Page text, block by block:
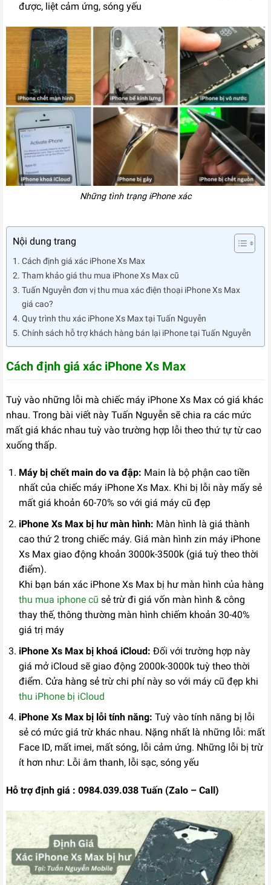
được, liệt cảm ứng, sóng yếu
Những tình trạng iPhone xác
Nội dung trang
Cách định giá xác iPhone Xs Max
Tham khảo giá thu mua iPhone Xs Max cũ
Tuấn Nguyễn đơn vị thu mua xác điện thoại iPhone Xs Max
giá cao?
Quy trình thu xác iPhone Xs Max tại Tuấn Nguyễn
Chính sách hỗ trợ khách hàng bán lại iPhone tại Tuấn Nguyễn
Cách định giá xác iPhone Xs Max
Tuỳ vào những lỗi mà chiếc máy iPhone Xs Max có giá khác
nhau. Trong bài viết này Tuấn Nguyễn sẽ chia ra các mức
mất giá khác nhau tuỳ vào trường hợp lỗi theo thứ tự từ cao
xuống thấp.
Máy bị chết main do va đập: Main là bộ phận cao tiền
nhất của chiếc máy iPhone Xs Max. Khi bị lỗi này mấy sẻ
mất giá khoản 60-70% so với giá máy cũ đẹp
iPhone Xs Max bị hư màn hình: Màn hình là giá thành
cao thứ 2 trong chiếc máy. Giá màn hình zin máy iPhone
Xs Max giao động khoản 3000k-3500k (giá tuỳ theo thời
điểm).
Khi bạn bán xác iPhone Xs Max bị hư màn hình của hàng
thu mua iphone cũ sẻ trừ đi giá vốn màn hình & công
thay thế, thông thường màn hình chiếm khoản 30-40%
giá trị máy
iPhone Xs Max bị khoá iCloud: Đối với trường hợp này
giá mở iCloud sẽ giao động 2000k-3000k tuỳ theo thời
điểm. Cửa hàng sẻ trừ chi phí này so với máy cũ đẹp khi
thu iPhone bị iCloud
iPhone Xs Max bị lỗi tính năng: Tuỳ vào tính năng bị lỗi
sẻ có mức giá trừ khác nhau. Nặng nhất là những lỗi: mất
Face ID, mất imei, mất sóng, lỗi cảm ứng. Những lỗi bị trừ
ít hơn như: Lỗi âm thanh, lỗi sạc, sóng yếu
Hỗ trợ định giá : 0984.039.038 Tuấn (Zalo – Call)